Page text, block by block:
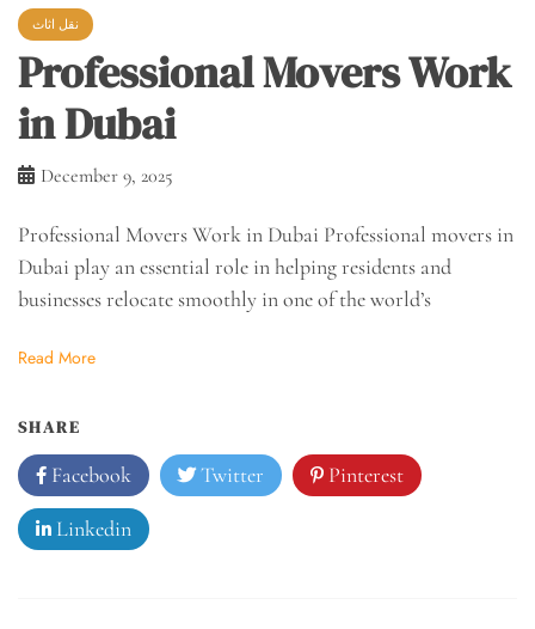
نقل اثاث
Professional Movers Work
in Dubai
December 9, 2025
Professional Movers Work in Dubai Professional movers in
Dubai play an essential role in helping residents and
businesses relocate smoothly in one of the world’s
Read More
SHARE
Facebook Twitter Pinterest
Linkedin